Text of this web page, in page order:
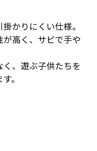
かりにくい仕様。
高く、サビで手や
、遊ぶ子供たちを
。